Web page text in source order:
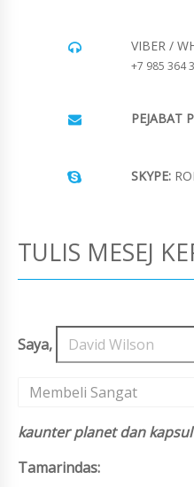
VIBER /
+7 985 364
PEJABAT
SKYPE:
TULIS MESEJ
Saya,
Membeli Sangat
kaunter planet dan kapsul
Tamarindas: